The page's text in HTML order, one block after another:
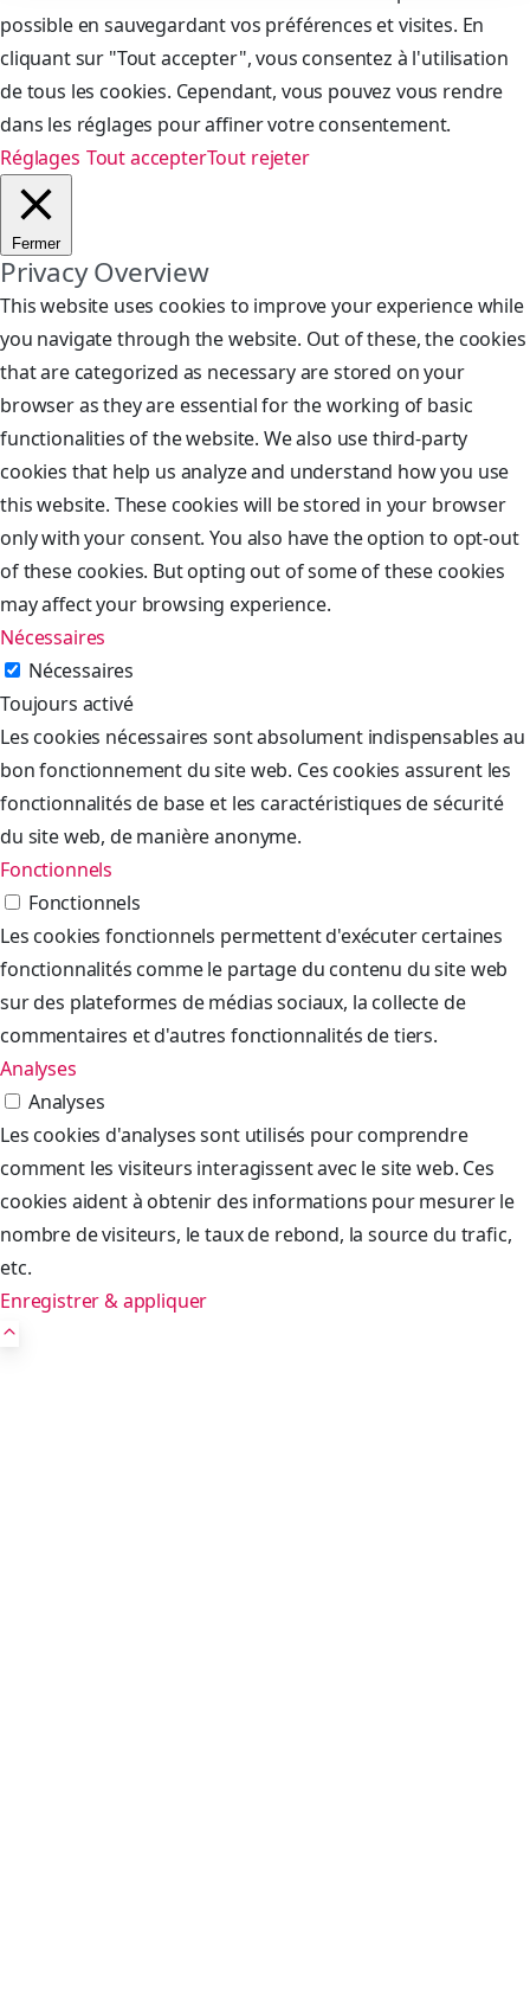
possible en sauvegardant vos préférences et visites. En
cliquant sur "Tout accepter", vous consentez à l'utilisation
de tous les cookies. Cependant, vous pouvez vous rendre
dans les réglages pour affiner votre consentement.
Réglages Tout accepterTout rejeter
Fermer
Privacy Overview
This website uses cookies to improve your experience while
you navigate through the website. Out of these, the cookies
that are categorized as necessary are stored on your
browser as they are essential for the working of basic
functionalities of the website. We also use third-party
cookies that help us analyze and understand how you use
this website. These cookies will be stored in your browser
only with your consent. You also have the option to opt-out
of these cookies. But opting out of some of these cookies
may affect your browsing experience.
Nécessaires
Nécessaires
Toujours activé
Les cookies nécessaires sont absolument indispensables au
bon fonctionnement du site web. Ces cookies assurent les
fonctionnalités de base et les caractéristiques de sécurité
du site web, de manière anonyme.
Fonctionnels
Fonctionnels
Les cookies fonctionnels permettent d'exécuter certaines
fonctionnalités comme le partage du contenu du site web
sur des plateformes de médias sociaux, la collecte de
commentaires et d'autres fonctionnalités de tiers.
Analyses
Analyses
Les cookies d'analyses sont utilisés pour comprendre
comment les visiteurs interagissent avec le site web. Ces
cookies aident à obtenir des informations pour mesurer le
nombre de visiteurs, le taux de rebond, la source du trafic,
etc.
Enregistrer & appliquer